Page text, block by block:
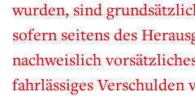
wurden, sind
sofern seitens des
nachweislich
fahrlässiges